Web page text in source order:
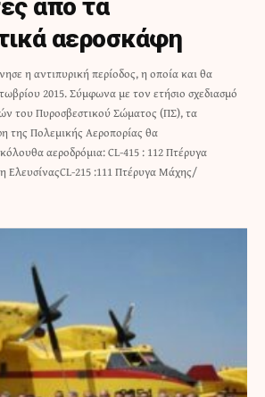
από τα
αεροσκάφη
η αντιπυρική περίοδος, η οποία και θα
2015. Σύμφωνα με τον ετήσιο σχεδιασμό
του Πυροσβεστικού Σώματος (ΠΣ), τα
της Πολεμικής Αεροπορίας θα
αεροδρόμια: CL-415 : 112 Πτέρυγα
215 :111 Πτέρυγα Μάχης/